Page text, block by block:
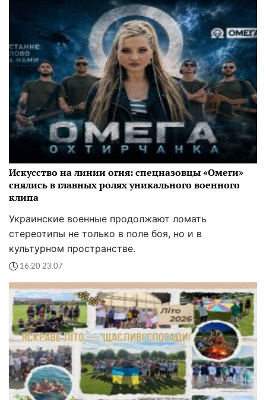
Искусство на линии огня: спецназовцы «Омеги»
снялись в главных ролях уникального военного
клипа
Украинские военные продолжают ломать
стереотипы не только в поле боя, но и в
культурном пространстве.
16:20 23.07